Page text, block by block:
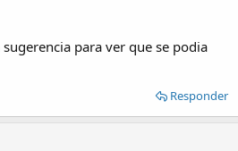
para ver que se podia
Responder